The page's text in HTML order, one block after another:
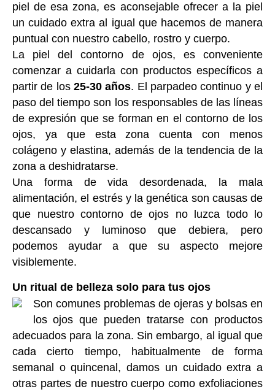
piel de esa zona, es aconsejable ofrecer a la piel
un cuidado extra al igual que hacemos de manera
puntual con nuestro cabello, rostro y cuerpo.
La piel del contorno de ojos, es conveniente
comenzar a cuidarla con productos específicos a
partir de los 25-30 años. El parpadeo continuo y el
paso del tiempo son los responsables de las líneas
de expresión que se forman en el contorno de los
ojos, ya que esta zona cuenta con menos
colágeno y elastina, además de la tendencia de la
zona a deshidratarse.
Una forma de vida desordenada, la mala
alimentación, el estrés y la genética son causas de
que nuestro contorno de ojos no luzca todo lo
descansado y luminoso que debiera, pero
podemos ayudar a que su aspecto mejore
visiblemente.
Un ritual de belleza solo para tus ojos
Son comunes problemas de ojeras y bolsas en
los ojos que pueden tratarse con productos
adecuados para la zona. Sin embargo, al igual que
cada cierto tiempo, habitualmente de forma
semanal o quincenal, damos un cuidado extra a
otras partes de nuestro cuerpo como exfoliaciones